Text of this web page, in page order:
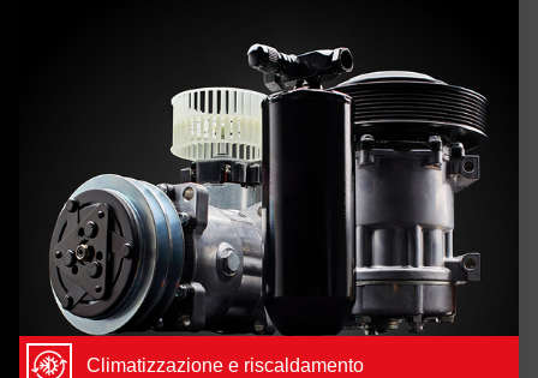
Climatizzazione e riscaldamento